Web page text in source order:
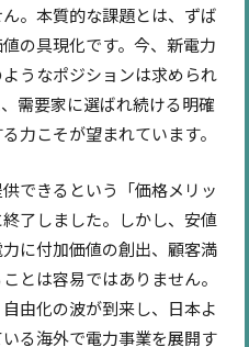
。本質的な課題とは、ずば
の具現化です。今、新電力
うなポジションは求められ
需要家に選ばれ続ける明確
力こそが望まれています。
できるという「価格メリッ
了しました。しかし、安値
に付加価値の創出、顧客満
とは容易ではありません。
由化の波が到来し、日本よ
る海外で電力事業を展開す